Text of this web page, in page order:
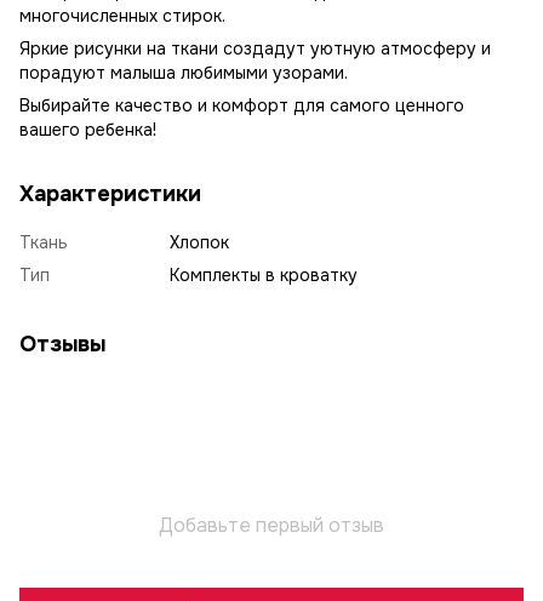
многочисленных стирок.
Яркие рисунки на ткани создадут уютную атмосферу и
порадуют малыша любимыми узорами.
Выбирайте качество и комфорт для самого ценного
вашего ребенка!
Характеристики
Ткань
Хлопок
Тип
Комплекты в кроватку
Отзывы
Добавьте первый отзыв